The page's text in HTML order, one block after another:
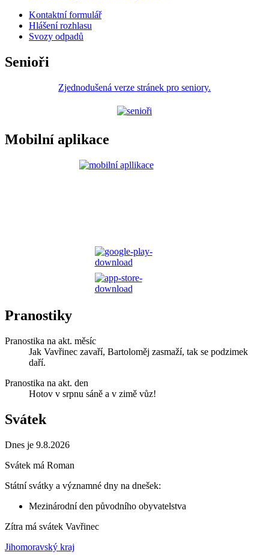
Kontaktní formulář
Hlášení rozhlasu
Svozy odpadů
Senioři
Zjednodušená verze stránek pro seniory.
Mobilní aplikace
Pranostiky
Pranostika na akt. měsíc
Jak Vavřinec zavaří, Bartoloměj zasmaží, tak se podzimek
daří.
Pranostika na akt. den
Hotov v srpnu sáně a v zimě vůz!
Svátek
Dnes je 9.8.2026
Svátek má Roman
Státní svátky a významné dny na dnešek:
Mezinárodní den původního obyvatelstva
Zítra má svátek Vavřinec
Jihomoravský kraj